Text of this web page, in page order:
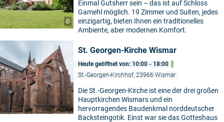
©
Einmal Gutsherr sein – das ist auf Schloss
Gamehl möglich. 19 Zimmer und Suiten, jedes
einzigartig, bieten Ihnen ein traditionelles
Ambiente, aber modernen Komfort.
St. Georgen-Kirche Wismar
Heute geöffnet von: 10:00 - 18:00
St.-Georgen-Kirchhof, 23966 Wismar
Die St.-Georgen-Kirche ist eine der drei großen
Hauptkirchen Wismars und ein
hervorragendes Baudenkmal norddeutscher
Backsteingotik. Einst war sie das Gotteshaus